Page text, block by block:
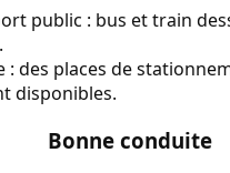
public : bus et train
: des places de
disponibles.
Bonne conduite